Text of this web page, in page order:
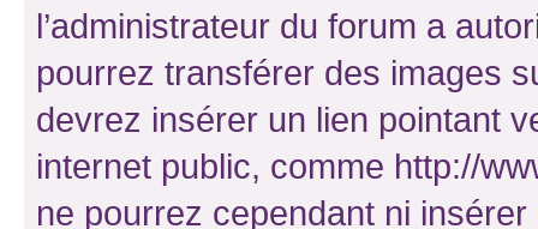
l’administrateur du forum a
pourrez transférer des images
devrez insérer un lien pointant
internet public, comme http://
ne pourrez cependant ni